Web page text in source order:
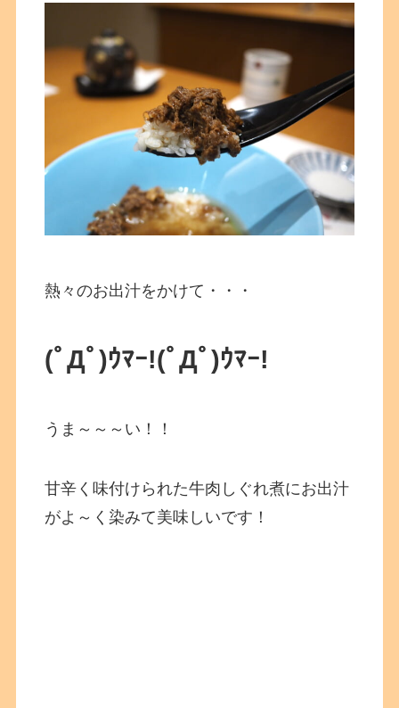
熱々のお出汁をかけて・・・
(ﾟДﾟ)ｳﾏｰ!(ﾟДﾟ)ｳﾏｰ!
うま～～～い！！
甘辛く味付けられた牛肉しぐれ煮にお出汁
がよ～く染みて美味しいです！